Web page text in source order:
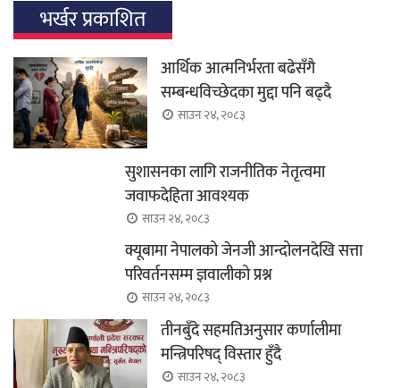
भर्खर प्रकाशित
आर्थिक आत्मनिर्भरता बढेसँगै
सम्बन्धविच्छेदका मुद्दा पनि बढ्दै
साउन २४, २०८३
सुशासनका लागि राजनीतिक नेतृत्वमा
जवाफदेहिता आवश्यक
साउन २४, २०८३
क्यूबामा नेपालको जेनजी आन्दोलनदेखि सत्ता
परिवर्तनसम्म ज्ञवालीको प्रश्न
साउन २४, २०८३
तीनबुँदे सहमतिअनुसार कर्णालीमा
मन्त्रिपरिषद् विस्तार हुँदै
साउन २४, २०८३